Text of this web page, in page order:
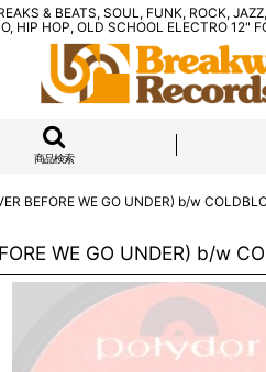
& BEATS, SOUL, FUNK, ROCK,
HIP HOP, OLD SCHOOL ELECTRO 12"
商品検索
BEFORE WE GO UNDER) b/w
WE GO UNDER) b/w